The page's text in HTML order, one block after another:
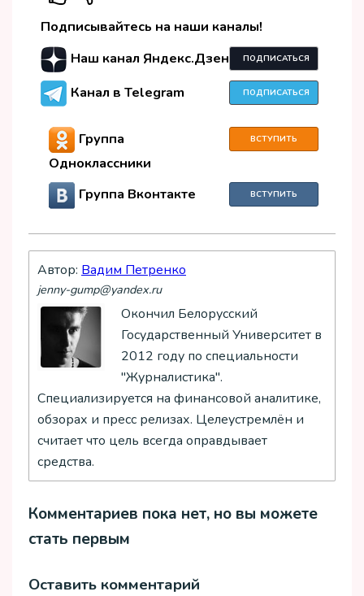
Подписывайтесь на наши каналы!
Наш канал Яндекс.Дзен
ПОДПИСАТЬСЯ
Канал в Telegram ПОДПИСАТЬСЯ
Группа
Одноклассники
ВСТУПИТЬ
Группа Вконтакте ВСТУПИТЬ
Автор: Вадим Петренко
jenny-gump@yandex.ru
Окончил Белорусский
Государственный Университет в
2012 году по специальности
"Журналистика".
Специализируется на финансовой аналитике,
обзорах и пресс релизах. Целеустремлён и
считает что цель всегда оправдывает
средства.
Комментариев пока нет, но вы можете
стать первым
Оставить комментарий